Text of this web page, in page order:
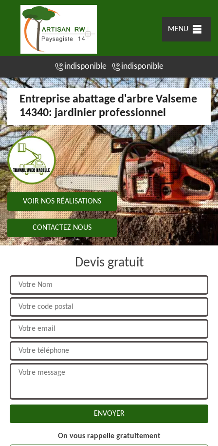
MENU
indisponible indisponible
Entreprise abattage d'arbre Valseme
14340: jardinier professionnel
VOIR NOS RÉALISATIONS
CONTACTEZ NOUS
Devis gratuit
On vous rappelle gratuitement